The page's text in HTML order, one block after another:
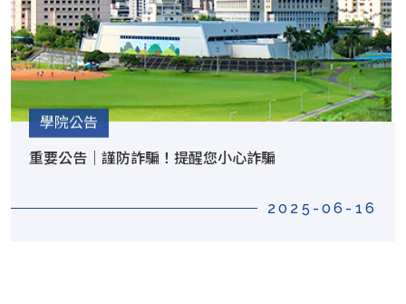
學院公告
重要公告｜謹防詐騙！提醒您小心詐騙
2025-06-16